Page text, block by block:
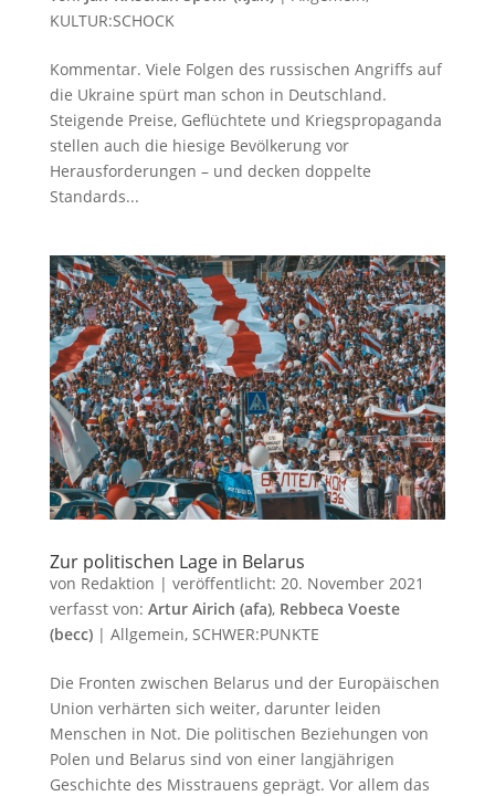
KULTUR:SCHOCK
Kommentar. Viele Folgen des russischen Angriffs auf
die Ukraine spürt man schon in Deutschland.
Steigende Preise, Geflüchtete und Kriegspropaganda
stellen auch die hiesige Bevölkerung vor
Herausforderungen – und decken doppelte
Standards...
Zur politischen Lage in Belarus
von Redaktion | veröffentlicht: 20. November 2021
verfasst von: Artur Airich (afa), Rebbeca Voeste
(becc)| Allgemein, SCHWER:PUNKTE
Die Fronten zwischen Belarus und der Europäischen
Union verhärten sich weiter, darunter leiden
Menschen in Not. Die politischen Beziehungen von
Polen und Belarus sind von einer langjährigen
Geschichte des Misstrauens geprägt. Vor allem das